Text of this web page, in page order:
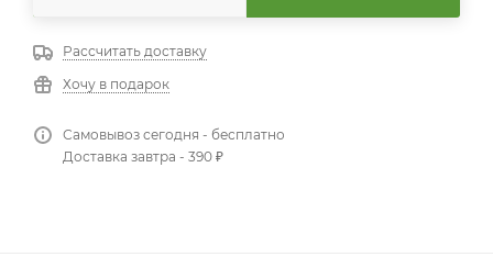
Рассчитать доставку
Хочу в подарок
Самовывоз сегодня - бесплатно
Доставка завтра - 390 ₽